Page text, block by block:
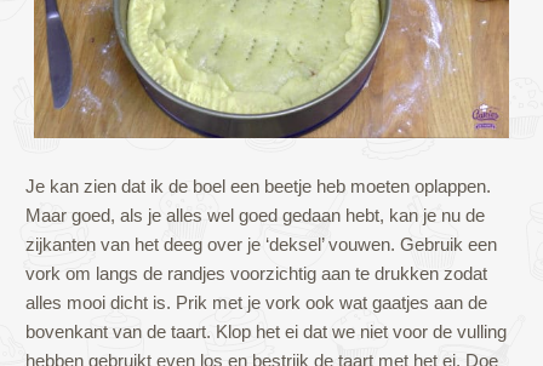
Je kan zien dat ik de boel een beetje heb moeten oplappen.
Maar goed, als je alles wel goed gedaan hebt, kan je nu de
zijkanten van het deeg over je ‘deksel’ vouwen. Gebruik een
vork om langs de randjes voorzichtig aan te drukken zodat
alles mooi dicht is. Prik met je vork ook wat gaatjes aan de
bovenkant van de taart. Klop het ei dat we niet voor de vulling
hebben gebruikt even los en bestrijk de taart met het ei. Doe